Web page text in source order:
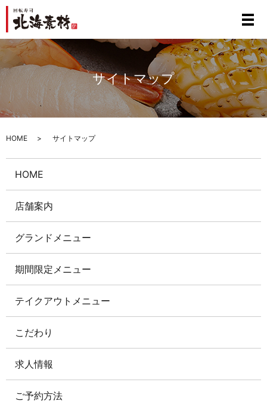
サイトマップ
HOME サイトマップ
HOME
店舗案内
グランドメニュー
期間限定メニュー
テイクアウトメニュー
こだわり
求人情報
ご予約方法